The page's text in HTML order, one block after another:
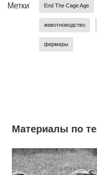
Метки End The Cage Age
животноводство
фермеры
Материалы по